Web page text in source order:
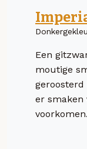
Een
moutige
er smaken